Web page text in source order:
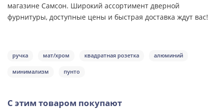
магазине Самсон. Широкий ассортимент дверной
фурнитуры, доступные цены и быстрая доставка ждут вас!
ручка мат/хром квадратная розетка алюминий
минимализм пунто
С этим товаром покупают